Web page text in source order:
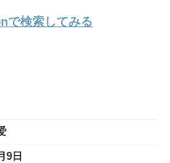
で検索してみる
9日